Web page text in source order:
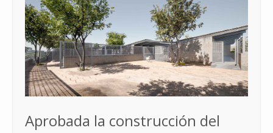
Aprobada la construcción del